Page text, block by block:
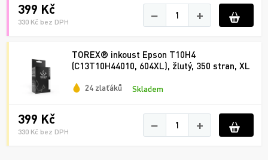
399 Kč
330 Kč bez DPH − +
TOREX® inkoust Epson T10H4
(C13T10H44010, 604XL), žlutý, 350 stran, XL
24 zlaťáků Skladem
399 Kč
330 Kč bez DPH − +